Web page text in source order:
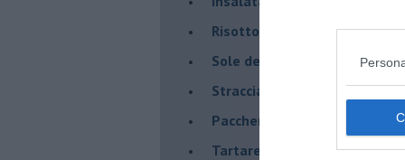
Risotto al Melone
Sole del sud con riduzione di
Stracciatella di Andria con
Paccheri con scarola, vongole
Tartare di luccioperca con